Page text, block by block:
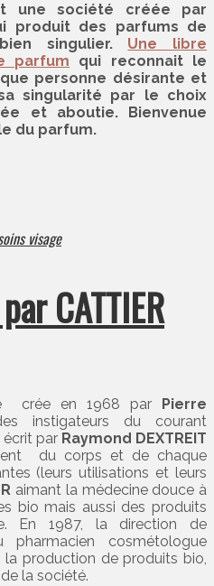
une société créée par
produit des parfums de
singulier. Une libre
parfum qui reconnait le
personne désirante et
singularité par le choix
et aboutie. Bienvenue
du parfum.
visage
CATTIER
crée en 1968 par Pierre
instigateurs du courant
écrit par Raymond DEXTREIT
du corps et de chaque
(leurs utilisations et leurs
aimant la médecine douce à
bio mais aussi des produits
En 1987, la direction de
cosmétologue
la production de produits bio,
la société.